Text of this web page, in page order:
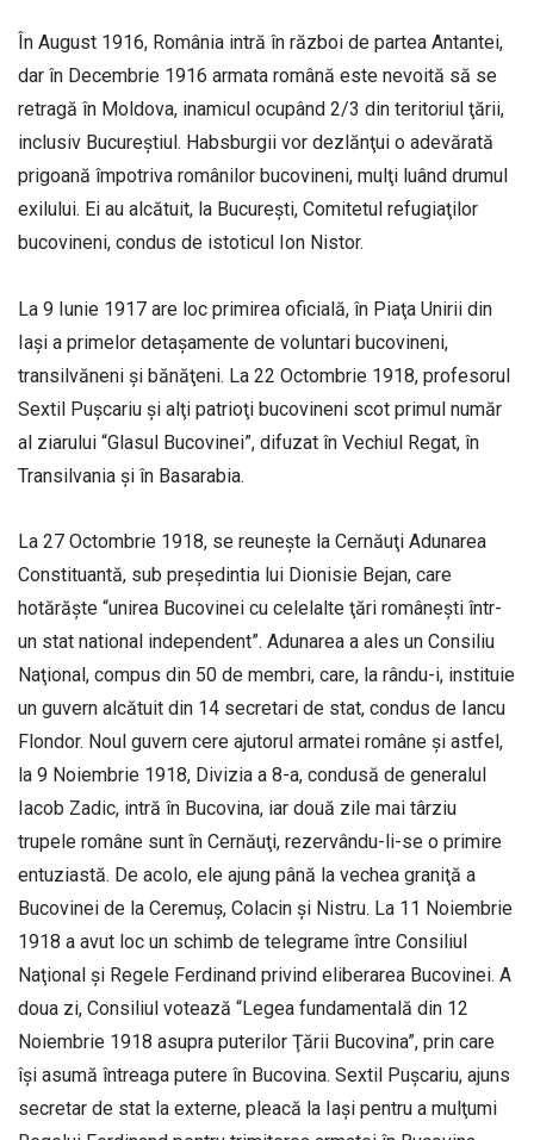
În August 1916, România intră în război de partea Antantei,
dar în Decembrie 1916 armata română este nevoită să se
retragă în Moldova, inamicul ocupând 2/3 din teritoriul ţării,
inclusiv Bucureştiul. Habsburgii vor dezlănţui o adevărată
prigoană împotriva românilor bucovineni, mulţi luând drumul
exilului. Ei au alcătuit, la Bucureşti, Comitetul refugiaţilor
bucovineni, condus de istoticul Ion Nistor.
La 9 Iunie 1917 are loc primirea oficială, în Piaţa Unirii din
Iaşi a primelor detaşamente de voluntari bucovineni,
transilvăneni şi bănăţeni. La 22 Octombrie 1918, profesorul
Sextil Puşcariu şi alţi patrioţi bucovineni scot primul număr
al ziarului “Glasul Bucovinei”, difuzat în Vechiul Regat, în
Transilvania şi în Basarabia.
La 27 Octombrie 1918, se reuneşte la Cernăuţi Adunarea
Constituantă, sub preşedintia lui Dionisie Bejan, care
hotărăşte “unirea Bucovinei cu celelalte ţări româneşti într-
un stat national independent”. Adunarea a ales un Consiliu
Naţional, compus din 50 de membri, care, la rându-i, instituie
un guvern alcătuit din 14 secretari de stat, condus de Iancu
Flondor. Noul guvern cere ajutorul armatei române şi astfel,
la 9 Noiembrie 1918, Divizia a 8-a, condusă de generalul
Iacob Zadic, intră în Bucovina, iar două zile mai târziu
trupele române sunt în Cernăuţi, rezervându-li-se o primire
entuziastă. De acolo, ele ajung până la vechea graniţă a
Bucovinei de la Ceremuş, Colacin şi Nistru. La 11 Noiembrie
1918 a avut loc un schimb de telegrame între Consiliul
Naţional şi Regele Ferdinand privind eliberarea Bucovinei. A
doua zi, Consiliul votează “Legea fundamentală din 12
Noiembrie 1918 asupra puterilor Ţării Bucovina”, prin care
îşi asumă întreaga putere în Bucovina. Sextil Puşcariu, ajuns
secretar de stat la externe, pleacă la Iaşi pentru a mulţumi